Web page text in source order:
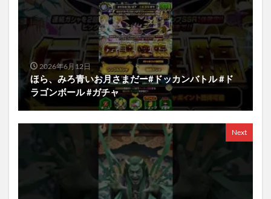
2026年6月12日
ほら、みろ青いお月さまだー#ドッカンバトル #ド
ラゴンボール #ガチャ
Next